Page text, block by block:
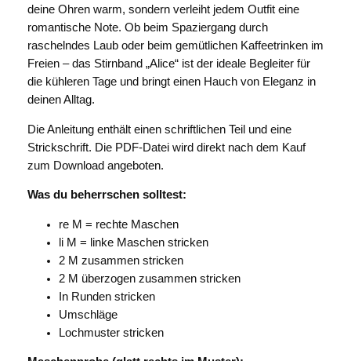
s
w
a
r
4
,
9
5
€
3
,
9
5
€
.
deine Ohren warm, sondern verleiht jedem Outfit eine
romantische Note. Ob beim Spaziergang durch
raschelndes Laub oder beim gemütlichen Kaffeetrinken im
Freien – das Stirnband „Alice“ ist der ideale Begleiter für
die kühleren Tage und bringt einen Hauch von Eleganz in
deinen Alltag.
Die Anleitung enthält einen schriftlichen Teil und eine
Strickschrift. Die PDF-Datei wird direkt nach dem Kauf
zum Download angeboten.
Was du beherrschen solltest:
re M = rechte Maschen
li M = linke Maschen stricken
2 M zusammen stricken
2 M überzogen zusammen stricken
In Runden stricken
Umschläge
Lochmuster stricken